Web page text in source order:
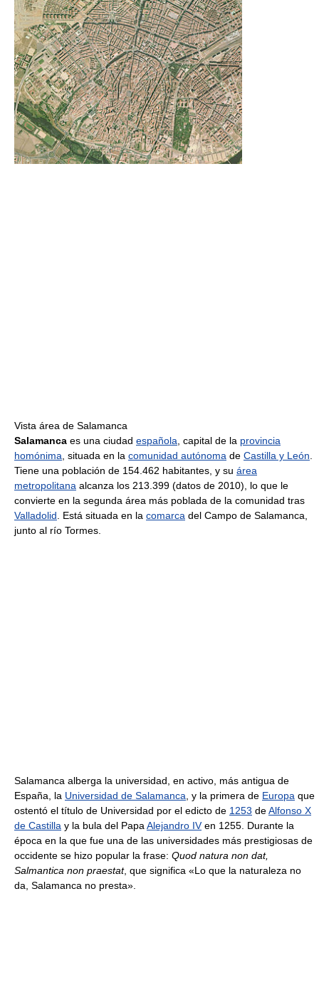
Vista área de Salamanca
Salamanca es una ciudad española , capital de la provincia
homónima , situada en la comunidad autónoma de Castilla y León
Tiene una población de 154.462 habitantes, y su área
metropolitana alcanza los 213.399 (datos de 2010), lo que le
convierte en la segunda área más poblada de la comunidad tras
Valladolid . Está situada en la comarca del Campo de Salamanca,
junto al río Tormes.
Salamanca alberga la universidad, en activo, más antigua de
España, la Universidad de Salamanca , y la primera de Europa que
ostentó el título de Universidad por el edicto de 1253 deAlfonso X
de Castilla y la bula del Papa Alejandro IVen 1255. Durante la
época en la que fue una de las universidades más prestigiosas de
occidente se hizo popular la frase: Quod natura non dat,
Salmantica non praestat, que significa «Lo que la naturaleza no
da, Salamanca no presta».